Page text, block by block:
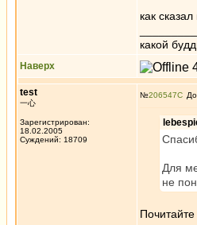
как
какой
Наверх
test
一心
Зарегистрирован:
18.02.2005
Суждений: 18709
№206547
Для
не